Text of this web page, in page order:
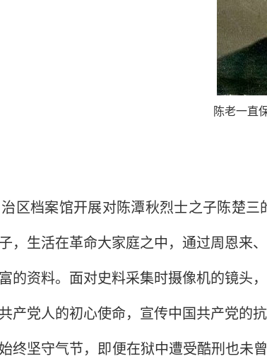
陈老一直
区档案馆开展对陈潭秋烈士之子陈楚
，生活在革命大家庭之中，通过周恩来
的资料。面对史料采集时摄像机的镜头
产党人的初心使命，宣传中国共产党的
终坚守气节，即便在狱中遭受酷刑也未